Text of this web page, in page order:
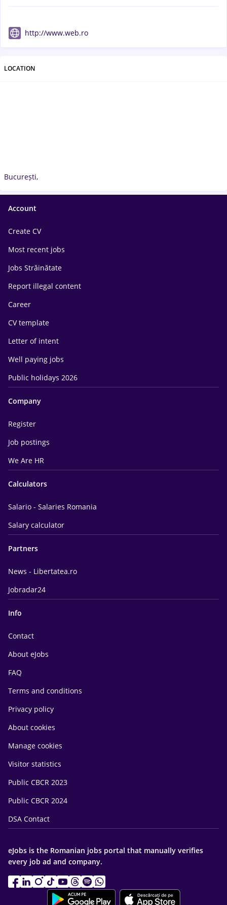
http://www.web.ro
LOCATION
București,
Account
Create CV
Most recent jobs
Jobs Străinătate
Report illegal content
Career
CV template
Letter of intent
Well paying jobs
Public holidays 2026
Company
Register
Job postings
We Are HR
Calculators
Salario - Salaries Romania
Salary calculator
Partners
News - Libertatea.ro
Jobradar24
Info
Contact
About eJobs
FAQ
Terms and conditions
Privacy policy
About cookies
Manage cookies
Visitor statistics
Public CBCR 2023
Public CBCR 2024
DSA Contact
eJobs is the Romanian jobs portal that manually verifies
every job ad and company.